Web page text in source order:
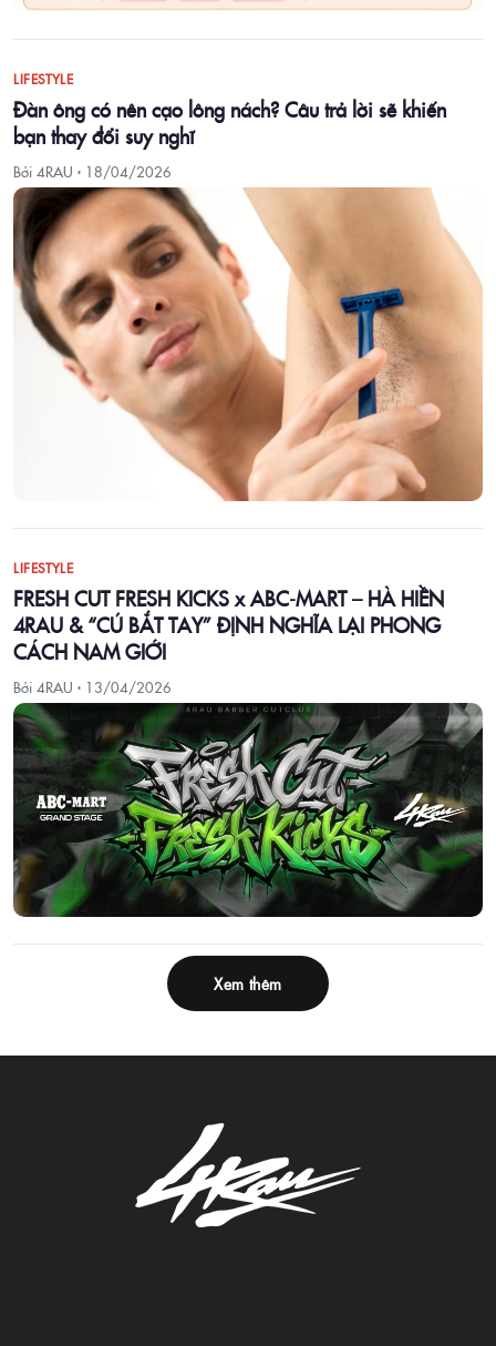
LIFESTYLE
Đàn ông có nên cạo lông nách? Câu trả lời sẽ khiến
bạn thay đổi suy nghĩ
Bởi 4RAU · 18/04/2026
LIFESTYLE
FRESH CUT FRESH KICKS x ABC-MART – HÀ HIỀN
4RAU & “CÚ BẮT TAY” ĐỊNH NGHĨA LẠI PHONG
CÁCH NAM GIỚI
Bởi 4RAU · 13/04/2026
Xem thêm